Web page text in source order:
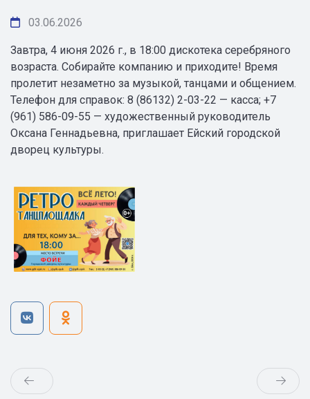
03.06.2026
Завтра, 4 июня 2026 г., в 18:00 дискотека серебряного
возраста. Собирайте компанию и приходите! Время
пролетит незаметно за музыкой, танцами и общением.
Телефон для справок: 8 (86132) 2-03-22 — касса; +7
(961) 586-09-55 — художественный руководитель
Оксана Геннадьевна, приглашает Ейский городской
дворец культуры.